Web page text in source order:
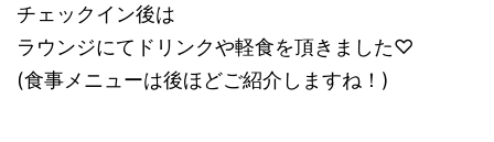
チェックイン後は
ラウンジにてドリンクや軽食を頂きました♡
(食事メニューは後ほどご紹介しますね！)